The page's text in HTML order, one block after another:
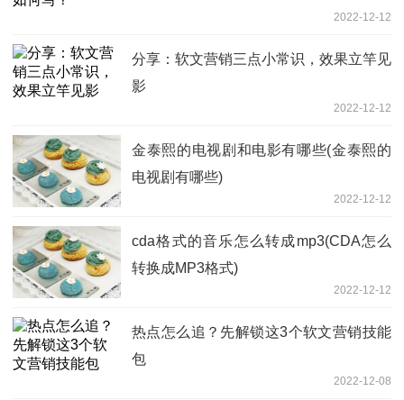
2022-12-12
分享：软文营销三点小常识，效果立竿见
影
2022-12-12
金泰熙的电视剧和电影有哪些(金泰熙的
电视剧有哪些)
2022-12-12
cda格式的音乐怎么转成mp3(CDA怎么
转换成MP3格式)
2022-12-12
热点怎么追？先解锁这3个软文营销技能
包
2022-12-08